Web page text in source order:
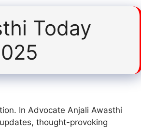
Today
In Advocate Anjali Awasthi
thought-provoking